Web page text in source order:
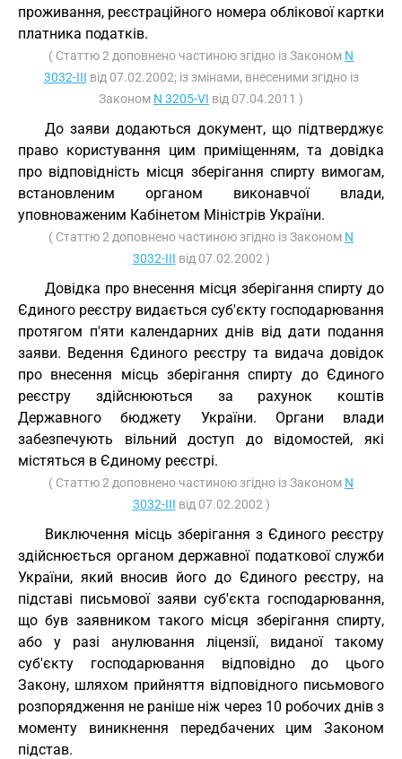
проживання, реєстраційного номера облікової картки
платника податків.
( Статтю 2 доповнено частиною згідно із Законом N
3032-III від 07.02.2002; із змінами, внесеними згідно із
Законом N 3205-VI від 07.04.2011 )
До заяви додаються документ, що підтверджує
право користування цим приміщенням, та довідка
про відповідність місця зберігання спирту вимогам,
встановленим органом виконавчої влади,
уповноваженим Кабінетом Міністрів України.
( Статтю 2 доповнено частиною згідно із Законом N
3032-III від 07.02.2002 )
Довідка про внесення місця зберігання спирту до
Єдиного реєстру видається суб'єкту господарювання
протягом п'яти календарних днів від дати подання
заяви. Ведення Єдиного реєстру та видача довідок
про внесення місць зберігання спирту до Єдиного
реєстру здійснюються за рахунок коштів
Державного бюджету України. Органи влади
забезпечують вільний доступ до відомостей, які
містяться в Єдиному реєстрі.
( Статтю 2 доповнено частиною згідно із Законом N
3032-III від 07.02.2002 )
Виключення місць зберігання з Єдиного реєстру
здійснюється органом державної податкової служби
України, який вносив його до Єдиного реєстру, на
підставі письмової заяви суб'єкта господарювання,
що був заявником такого місця зберігання спирту,
або у разі анулювання ліцензії, виданої такому
суб'єкту господарювання відповідно до цього
Закону, шляхом прийняття відповідного письмового
розпорядження не раніше ніж через 10 робочих днів з
моменту виникнення передбачених цим Законом
підстав.